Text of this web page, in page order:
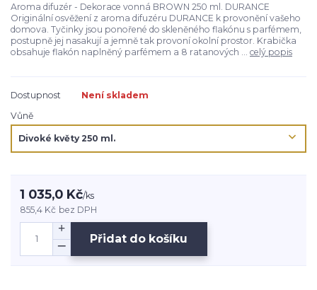
Aroma difuzér - Dekorace vonná BROWN 250 ml. DURANCE
Originální osvěžení z aroma difuzéru DURANCE k provonění vašeho
domova. Tyčinky jsou ponořené do skleněného flakónu s parfémem,
postupně jej nasakují a jemně tak provoní okolní prostor. Krabička
obsahuje flakón naplněný parfémem a 8 ratanových ... celý popis
Dostupnost
Není skladem
Vůně
1 035,0 Kč/ks
855,4 Kč bez DPH
Přidat do košíku